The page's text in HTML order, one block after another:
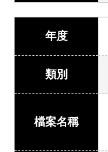
年度
類別
檔案名稱